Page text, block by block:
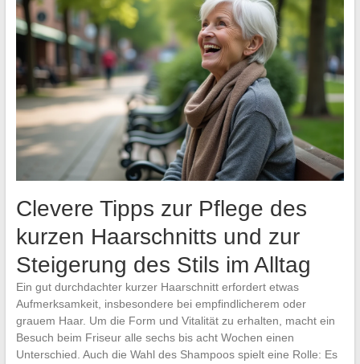
Clevere Tipps zur Pflege des
kurzen Haarschnitts und zur
Steigerung des Stils im Alltag
Ein gut durchdachter kurzer Haarschnitt erfordert etwas
Aufmerksamkeit, insbesondere bei empfindlicherem oder
grauem Haar. Um die Form und Vitalität zu erhalten, macht ein
Besuch beim Friseur alle sechs bis acht Wochen einen
Unterschied. Auch die Wahl des Shampoos spielt eine Rolle: Es